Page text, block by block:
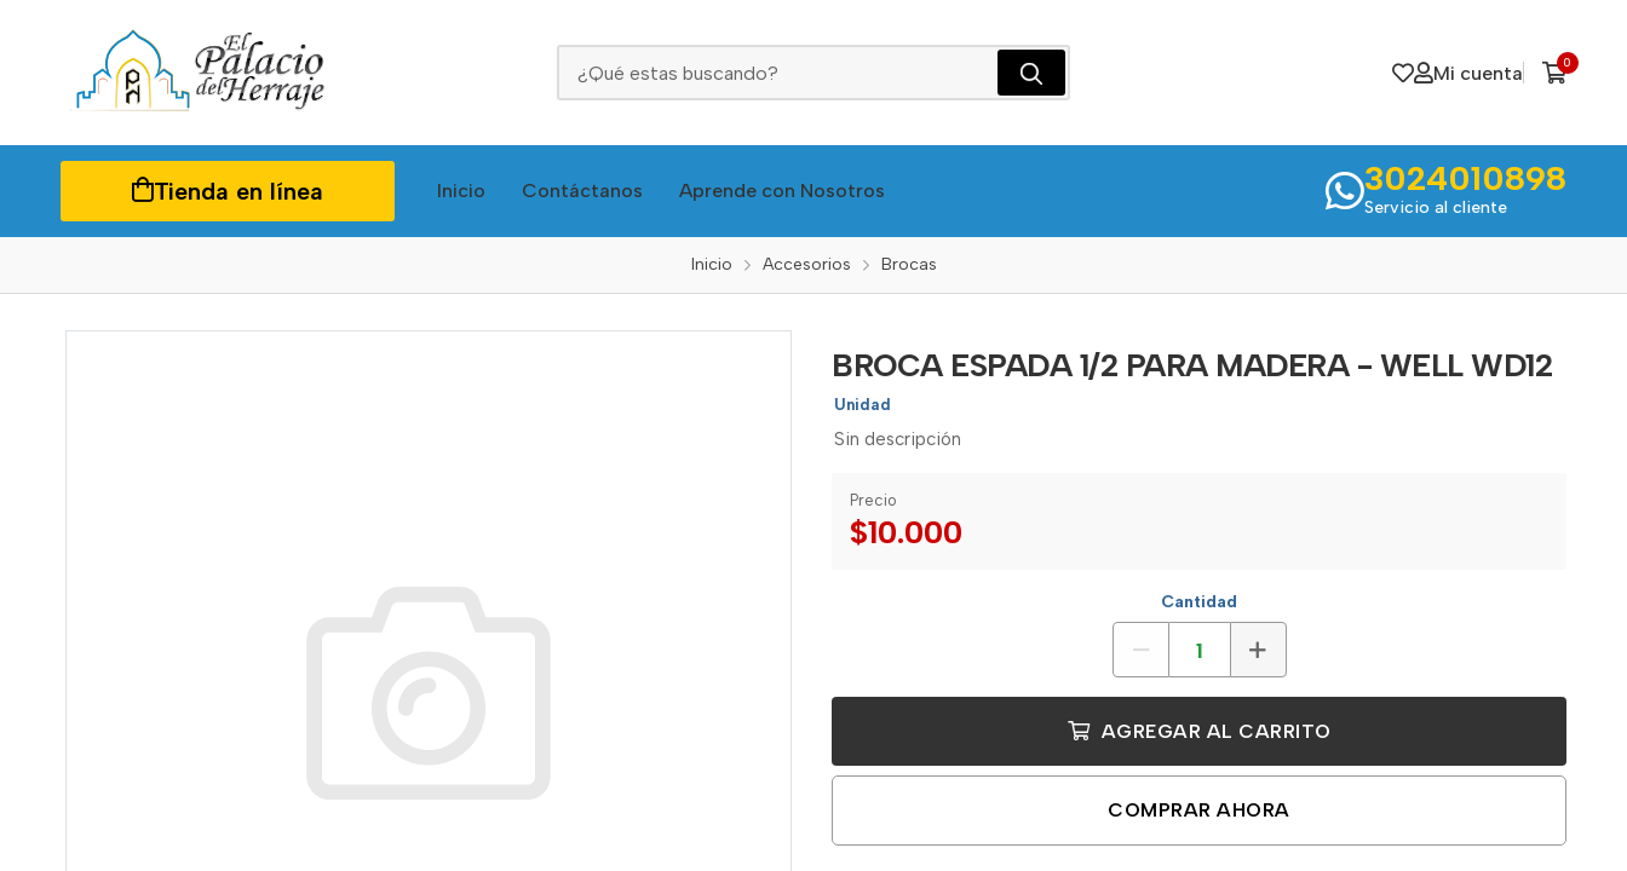
Mi cuenta 0
Tienda en línea Inicio Contáctanos Aprende con Nosotros 3024010898
Servicio al cliente
Inicio Accesorios Brocas
BROCA ESPADA 1/2 PARA MADERA - WELL WD12
Unidad
Sin descripción
Precio
$10.000
Cantidad
AGREGAR AL CARRITO
COMPRAR AHORA